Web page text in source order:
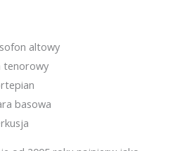
altowy
tenorowy
basowa